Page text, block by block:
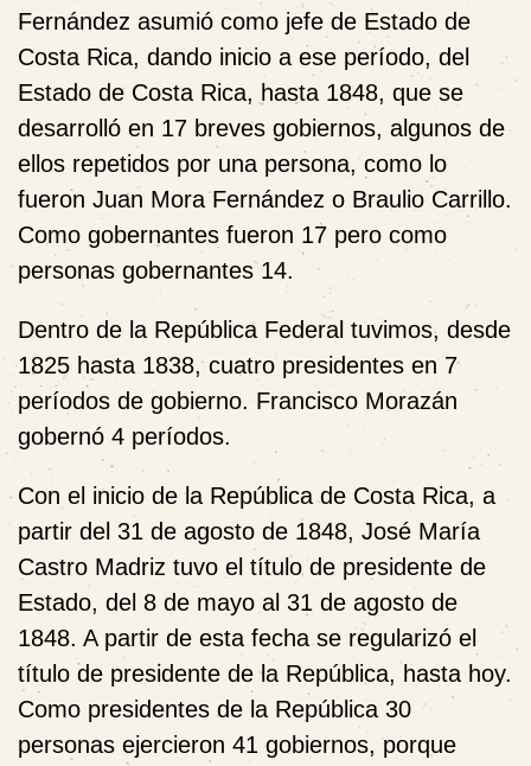
Fernández asumió como jefe de Estado de
Costa Rica, dando inicio a ese período, del
Estado de Costa Rica, hasta 1848, que se
desarrolló en 17 breves gobiernos, algunos de
ellos repetidos por una persona, como lo
fueron Juan Mora Fernández o Braulio Carrillo.
Como gobernantes fueron 17 pero como
personas gobernantes 14.
Dentro de la República Federal tuvimos, desde
1825 hasta 1838, cuatro presidentes en 7
períodos de gobierno. Francisco Morazán
gobernó 4 períodos.
Con el inicio de la República de Costa Rica, a
partir del 31 de agosto de 1848, José María
Castro Madriz tuvo el título de presidente de
Estado, del 8 de mayo al 31 de agosto de
1848. A partir de esta fecha se regularizó el
título de presidente de la República, hasta hoy.
Como presidentes de la República 30
personas ejercieron 41 gobiernos, porque